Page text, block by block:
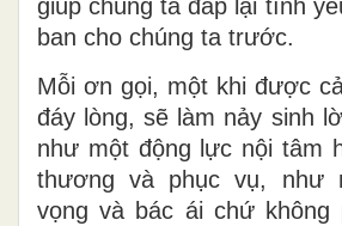
giúp chúng ta đáp lại tình
ban cho chúng ta trước.
Mỗi ơn gọi, một khi được
đáy lòng, sẽ làm nảy sinh
như một động lực nội tâm
thương và phục vụ, như
vọng và bác ái chứ